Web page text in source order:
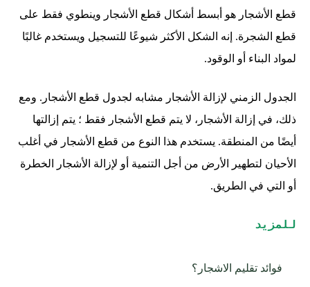
قطع الأشجار هو أبسط أشكال قطع الأشجار وينطوي فقط على
قطع الشجرة. إنه الشكل الأكثر شيوعًا للتسجيل ويستخدم غالبًا
لمواد البناء أو الوقود.
الجدول الزمني لإزالة الأشجار مشابه لجدول قطع الأشجار. ومع
ذلك، في إزالة الأشجار، لا يتم قطع الأشجار فقط ؛ يتم إزالتها
أيضًا من المنطقة. يستخدم هذا النوع من قطع الأشجار في أغلب
الأحيان لتطهير الأرض من أجل التنمية أو لإزالة الأشجار الخطرة
أو التي في الطريق.
للمزيد
فوائد تقليم الاشجار؟